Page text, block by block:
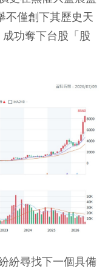
不僅創下其歷史天
成功奪下台股「股
紛尋找下一個具備